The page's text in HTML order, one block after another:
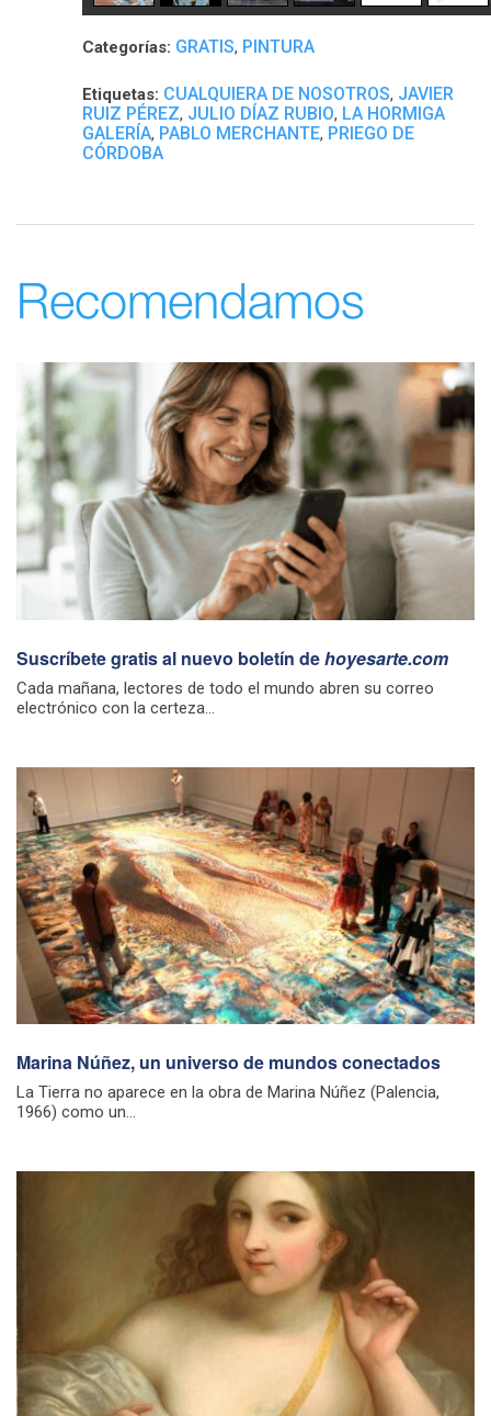
Categorías: GRATIS, PINTURA
Etiquetas: CUALQUIERA DE NOSOTROS, JAVIER
RUIZ PÉREZ, JULIO DÍAZ RUBIO, LA HORMIGA
GALERÍA, PABLO MERCHANTE, PRIEGO DE
CÓRDOBA
Recomendamos
Suscríbete gratis al nuevo boletín dehoyesarte.com
Cada mañana, lectores de todo el mundo abren su correo
electrónico con la certeza...
Marina Núñez, un universo de mundos conectados
La Tierra no aparece en la obra de Marina Núñez (Palencia,
1966) como un...